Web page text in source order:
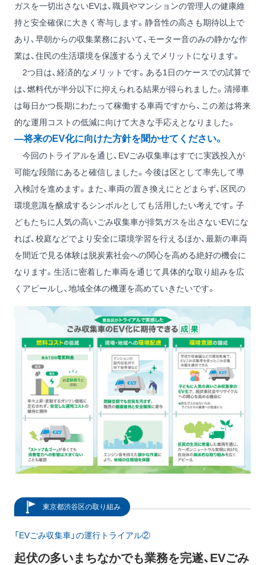
ガスを一切出さないEVは、職員やマンションの管理人の健康維
持と安全確保に大きく寄与します。静音性の高さも期待以上で
あり、早朝からの収集業務において、モーター音のみの静かな作
業は、住民の生活環境を保護するうえでメリットになります。
2つ目は、経済的なメリットです。ある1日のケースでの試算で
は、燃料代が半分以下に抑えられる結果が得られました。清掃車
は毎日かつ長期にわたって稼働する車両ですから、この差は将来
的な運用コストの低減に向けて大きな手応えとなりました。
―将来のEV化に向けた方針を聞かせてください。
今回のトライアルを通じ、EVごみ収集車はすでに実践投入が
可能な段階にあると確信しました。今後は区として率先して導
入検討を進めます。また、車両の置き換えにとどまらず、区民の
環境意識を醸成するシンボルとしても活用したい考えです。子
どもたちに人気の高いごみ収集車が排気ガスを出さないEVにな
れば、校庭などでより安全に環境学習を行えるほか、最新の車両
を間近で見る体験は脱炭素社会への関心を高める絶好の機会に
なります。生活に密着した車両を通じて具体的な取り組みを広
くアピールし、地域全体の機運を高めていきたいです。
東京都渋谷区の取り組み
「EVごみ収集車」の運行トライアル②
起伏の多いまちなかでも業務を完遂、EVごみ